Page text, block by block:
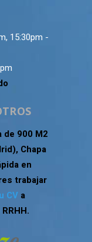
15:30pm -
900 M2
Chapa
en
trabajar
CV a